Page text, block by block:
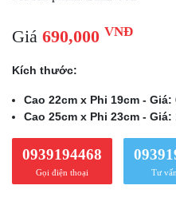
Giá 690,000 VNĐ
Kích thước:
Cao 22cm x Phi 19cm - Giá:
Cao 25cm x Phi 23cm - Giá:
0939194468
Gọi điện thoại Tư